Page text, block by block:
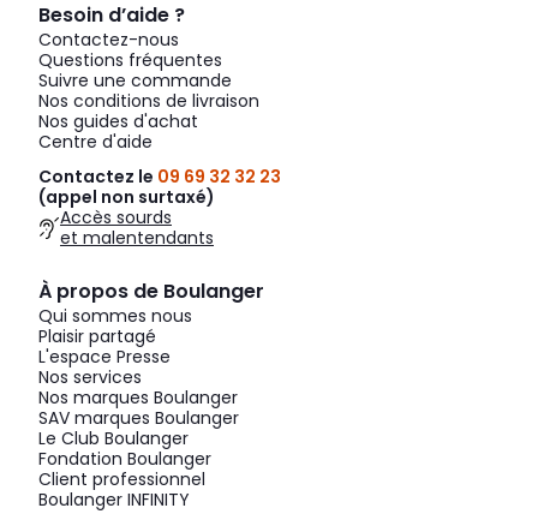
Besoin d’aide ?
Contactez-nous
Questions fréquentes
Suivre une commande
Nos conditions de livraison
Nos guides d'achat
Centre d'aide
Contactez le 09 69 32 32 23
(appel non surtaxé)
Accès sourds
et malentendants
À propos de Boulanger
Qui sommes nous
Plaisir partagé
L'espace Presse
Nos services
Nos marques Boulanger
SAV marques Boulanger
Le Club Boulanger
Fondation Boulanger
Client professionnel
Boulanger INFINITY